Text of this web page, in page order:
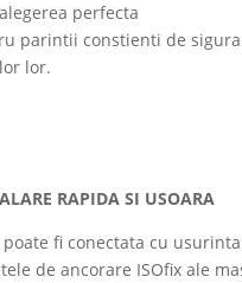
perfecta
parintii constienti de
lor.
RAPIDA SI USOARA
poate fi conectata cu
de ancorare ISOfix ale